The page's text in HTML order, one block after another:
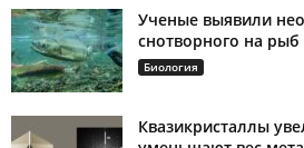
Ученые выявили
снотворного на рыб
Биология
Квазикристаллы